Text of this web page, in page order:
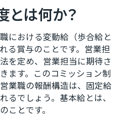
とは何か？
における変動給（歩合給と
る賞与のことです。営業担
を定め、営業担当に期待さ
ます。このコミッション制
業職の報酬構造は、固定給
るでしょう。基本給とは、
ことです。